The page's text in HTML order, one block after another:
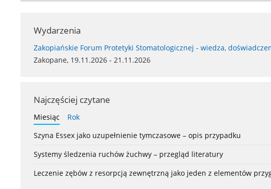
Wydarzenia
Zakopiańskie Forum Protetyki Stomatologicznej - wiedza,
Zakopane, 19.11.2026 - 21.11.2026
Najczęściej czytane
Miesiąc
Rok
Szyna Essex jako uzupełnienie tymczasowe – opis przypadku
Systemy śledzenia ruchów żuchwy – przegląd literatury
Leczenie zębów z resorpcją zewnętrzną jako jeden z elementów